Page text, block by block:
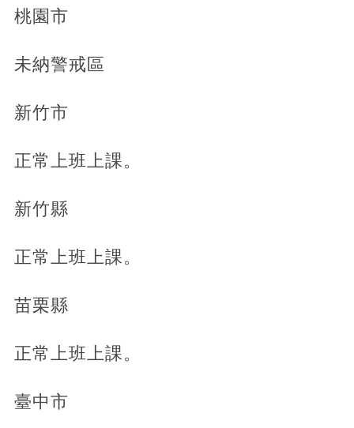
桃園市
未納警戒區
新竹市
正常上班上課。
新竹縣
正常上班上課。
苗栗縣
正常上班上課。
臺中市